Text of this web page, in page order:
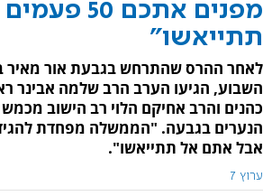
מפנים אתכם
תתייאשו"
לאחר ההרס שהתרחש בגבעת אור מאיר
השבוע, הגיעו הערב הרב שלמה אבינר
כהנים והרב אחיקם הלוי רב הישוב
הנערים בגבעה. "הממשלה מפחדת
אבל אתם אל תתייאשו".
ערוץ 7